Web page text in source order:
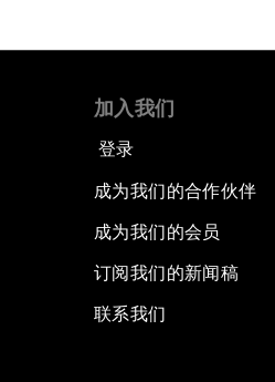
加入我们
登录
成为我们的合作伙伴
成为我们的会员
订阅我们的新闻稿
联系我们